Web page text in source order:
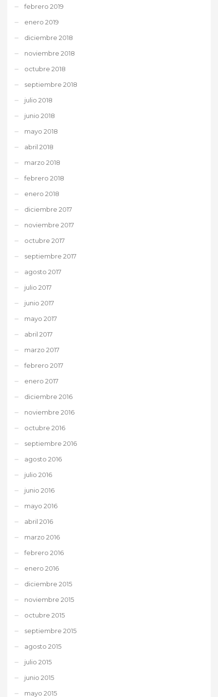
febrero 2019
enero 2019
diciembre 2018
noviembre 2018
octubre 2018
septiembre 2018
julio 2018
junio 2018
mayo 2018
abril 2018
marzo 2018
febrero 2018
enero 2018
diciembre 2017
noviembre 2017
octubre 2017
septiembre 2017
agosto 2017
julio 2017
junio 2017
mayo 2017
abril 2017
marzo 2017
febrero 2017
enero 2017
diciembre 2016
noviembre 2016
octubre 2016
septiembre 2016
agosto 2016
julio 2016
junio 2016
mayo 2016
abril 2016
marzo 2016
febrero 2016
enero 2016
diciembre 2015
noviembre 2015
octubre 2015
septiembre 2015
agosto 2015
julio 2015
junio 2015
mayo 2015